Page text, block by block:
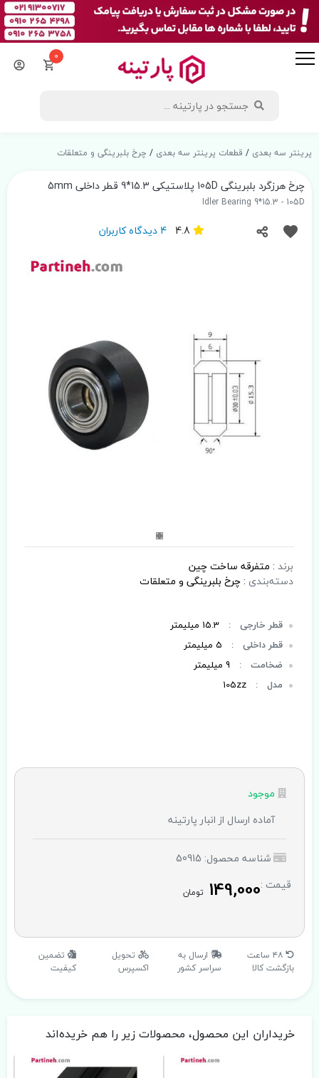
0
پرینتر سه بعدی / قطعات پرینتر سه بعدی / چرخ بلبرینگی و متعلقات
چرخ هرزگرد بلبرینگی 105D پلاستیکی 15.3*9 قطر داخلی 5mm
Idler Bearing 9*15.3 - 105D
4 دیدگاه کاربران
برند : متفرقه ساخت چین
دسته‌بندی :چرخ بلبرینگی و متعلقات
قطر خارجی :
15.3 میلیمتر
قطر داخلی :
5 میلیمتر
ضخامت :
9 میلیمتر
مدل :
105zz
موجود
آماده ارسال از انبار پارتینه
شناسه محصول: 50915
قیمت :149,000 تومان
۴۸ ساعت
بازگشت کالا
ارسال به
سراسر کشور
تحویل
اکسپرس
تضمین
کیفیت
خریداران این محصول، محصولات زیر را هم خریده‌اند